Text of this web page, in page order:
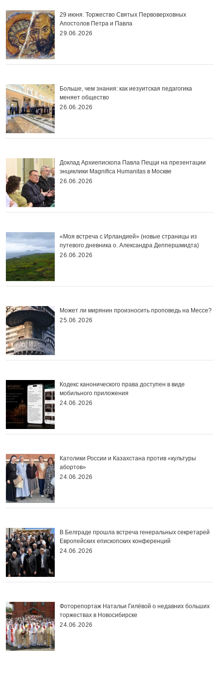
29 июня. Торжество Святых Первоверховных
Апостолов Петра и Павла
29.06.2026
Больше, чем знания: как иезуитская педагогика
меняет общество
26.06.2026
Доклад Архиепископа Павла Пецци на презентации
энциклики Magnifica Нumanitas в Москве
26.06.2026
«Моя встреча с Ирландией» (новые страницы из
путевого дневника о. Александра Деппершмидта)
26.06.2026
Может ли мирянин произносить проповедь на Мессе?
25.06.2026
Кодекс канонического права доступен в виде
мобильного приложения
24.06.2026
Католики России и Казахстана против «культуры
абортов»
24.06.2026
В Белграде прошла встреча генеральных секретарей
Европейских епископских конференций
24.06.2026
Фоторепортаж Натальи Гилёвой о недавних больших
торжествах в Новосибирске
24.06.2026